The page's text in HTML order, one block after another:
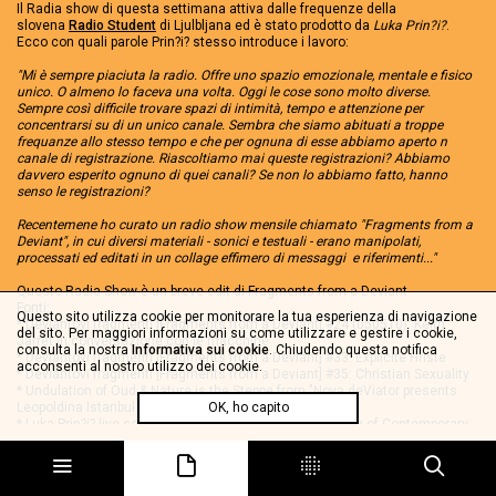
Il Radia show di questa settimana attiva dalle frequenze della
slovena Radio Student di Ljulbljana ed è stato prodotto da Luka Prin?i?.
Ecco con quali parole Prin?i? stesso introduce i lavoro:
"Mi è sempre piaciuta la radio. Offre uno spazio emozionale, mentale e fisico
unico. O almeno lo faceva una volta. Oggi le cose sono molto diverse.
Sempre così difficile trovare spazi di intimità, tempo e attenzione per
concentrarsi su di un unico canale. Sembra che siamo abituati a troppe
frequanze allo stesso tempo e che per ognuna di esse abbiamo aperto n
canale di registrazione. Riascoltiamo mai queste registrazioni? Abbiamo
davvero esperito ognuno di quei canali? Se non lo abbiamo fatto, hanno
senso le registrazioni?
Recentemene ho curato un radio show mensile chiamato "Fragments from a
Deviant", in cui diversi materiali - sonici e testuali - erano manipolati,
processati ed editati in un collage effimero di messaggi e riferimenti..."
Questo Radia Show è un breve edit di Fragments from a Deviant
Fonti:
* Deviantovi fragmenti [Fragments from a Deviant] #24 (050510): Keith
Jarret in conversazione con le macchine
* Deviantovi fragmenti [Fragments from a Deviant] #33: Explicite Hriste
* Deviantovi fragmenti [Fragments from a Deviant] #35: Christian Sexuality
* Undulation of Oud & Nature is the Steppe from "Nova deViator presents
Leopoldina Istanbul (from contract to ritual)"
* Luka Prin?i? live sound performance at R≈†44, Museum of Contemporary
Art Metelkova, Ljubljana
* "switch" by Luka Prin?i? (unpublished)
Questo sito utilizza cookie per monitorare la tua esperienza di navigazione
del sito. Per maggiori informazioni su come utilizzare e gestire i cookie,
consulta la nostra Informativa sui cookie. Chiudendo questa notifica
acconsenti al nostro utilizzo dei cookie.
OK, ho capito